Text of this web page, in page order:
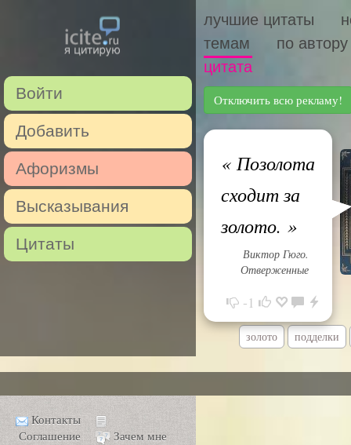
Войти
Добавить
Афоризмы
Высказывания
Цитаты
лучшие цитаты
темам
по автору
цитата
Отключить всю рекламу!
«Позолота
сходит за
золото. »
Виктор Гюго.
Отверженные
-1
золото подделки
Контакты
Соглашение
Зачем мне